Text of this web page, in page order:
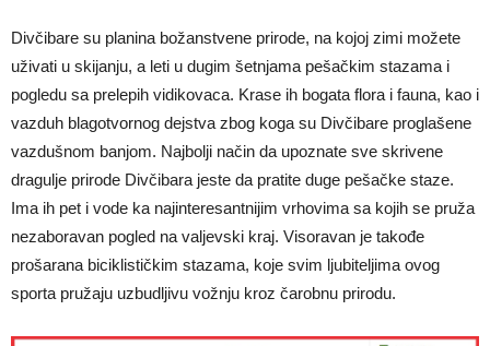
Divčibare su planina božanstvene prirode, na kojoj zimi možete
uživati u skijanju, a leti u dugim šetnjama pešačkim stazama i
pogledu sa prelepih vidikovaca. Krase ih bogata flora i fauna, kao i
vazduh blagotvornog dejstva zbog koga su Divčibare proglašene
vazdušnom banjom. Najbolji način da upoznate sve skrivene
dragulje prirode Divčibara jeste da pratite duge pešačke staze.
Ima ih pet i vode ka najinteresantnijim vrhovima sa kojih se pruža
nezaboravan pogled na valjevski kraj. Visoravan je takođe
prošarana biciklističkim stazama, koje svim ljubiteljima ovog
sporta pružaju uzbudljivu vožnju kroz čarobnu prirodu.